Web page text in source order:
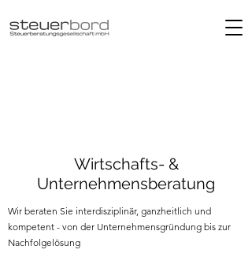
Wirtschafts- &
Unternehmensberatung
Wir beraten Sie interdisziplinär, ganzheitlich und
kompetent - von der Unternehmensgründung bis zur
Nachfolgelösung